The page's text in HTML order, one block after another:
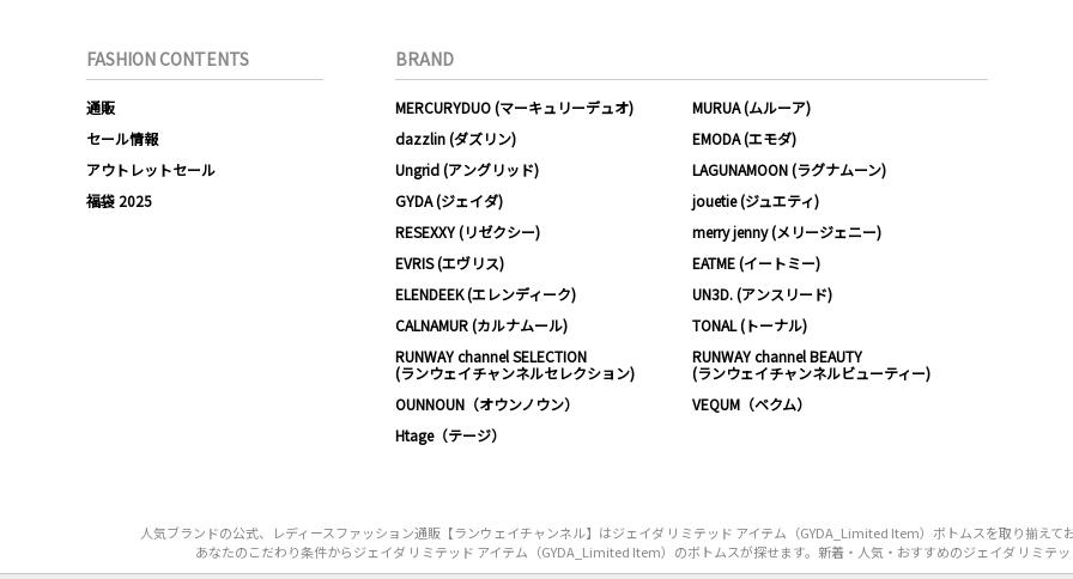
FASHION CONTENTS
通販
セール情報
アウトレットセール
福袋 2025
BRAND
MERCURYDUO (マーキュリーデュオ)
MURUA (ムルーア)
dazzlin (ダズリン)
EMODA (エモダ)
Ungrid (アングリッド)
LAGUNAMOON (ラグナムーン)
GYDA (ジェイダ)
jouetie (ジュエティ)
RESEXXY (リゼクシー)
merry jenny (メリージェニー)
EVRIS (エヴリス)
EATME (イートミー)
ELENDEEK (エレンディーク)
UN3D. (アンスリード)
CALNAMUR (カルナムール)
TONAL (トーナル)
RUNWAY channel SELECTION
(ランウェイチャンネルセレクション)
RUNWAY channel BEAUTY
(ランウェイチャンネルビューティー)
OUNNOUN（オウンノウン）
VEQUM（ベクム）
Htage（テージ）
人気ブランドの公式、レディースファッション通販【ランウェイチャンネル】はジェイダ リミテッド アイテム（GYDA_Limited Item）ボトムスを取り揃え
あなたのこだわり条件からジェイダ リミテッド アイテム（GYDA_Limited Item）のボトムスが探せます。新着・人気・おすすめのジェイダ リミテ